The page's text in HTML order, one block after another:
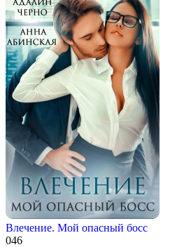
Влечение. Мой опасный босс
046